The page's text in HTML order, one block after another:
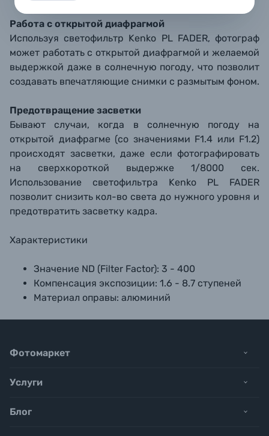
Работа с открытой диафрагмой
Используя светофильтр Kenko PL FADER, фотограф
может работать с открытой диафрагмой и желаемой
выдержкой даже в солнечную погоду, что позволит
создавать впечатляющие снимки с размытым фоном.
Предотвращение засветки
Бывают случаи, когда в солнечную погоду на
открытой диафрагме (со значениями F1.4 или F1.2)
происходят засветки, даже если фотографировать
на сверхкороткой выдержке 1/8000 сек.
Использование светофильтра Kenko PL FADER
позволит снизить кол-во света до нужного уровня и
предотвратить засветку кадра.
Характеристики
Значение ND (Filter Factor): 3 - 400
Компенсация экспозиции: 1.6 - 8.7 ступеней
Материал оправы: алюминий
Фотомаркет
Услуги
Блог